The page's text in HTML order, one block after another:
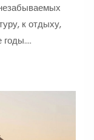
к отдыху,
годы.…